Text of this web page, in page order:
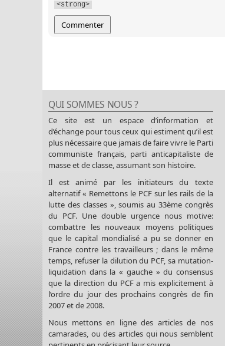
<strong>
QUI SOMMES NOUS ?
Ce site est un espace d’information et
d’échange pour tous ceux qui estiment qu’il est
plus nécessaire que jamais de faire vivre le Parti
communiste français, parti anticapitaliste de
masse et de classe, assumant son histoire.
Il est animé par les initiateurs du texte
alternatif « Remettons le PCF sur les rails de la
lutte des classes », soumis au 33ème congrès
du PCF. Une double urgence nous motive:
combattre les nouveaux moyens politiques
que le capital mondialisé a pu se donner en
France contre les travailleurs ; dans le même
temps, refuser la dilution du PCF, sa mutation-
liquidation dans la « gauche » du consensus
que la direction du PCF a mis explicitement à
l’ordre du jour des prochains congrès de fin
2007 et de 2008.
Nous mettons en ligne des articles de nos
camarades, ou des articles qui nous semblent